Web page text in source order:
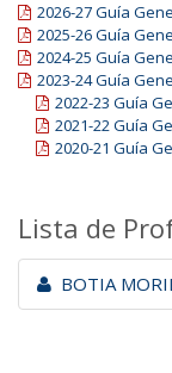
2026-27 Guía
2025-26 Guía
2024-25 Guía
2023-24 Guía
2022-23 Guía
2021-22 Guía
2020-21 Guía
Lista de
BOTIA